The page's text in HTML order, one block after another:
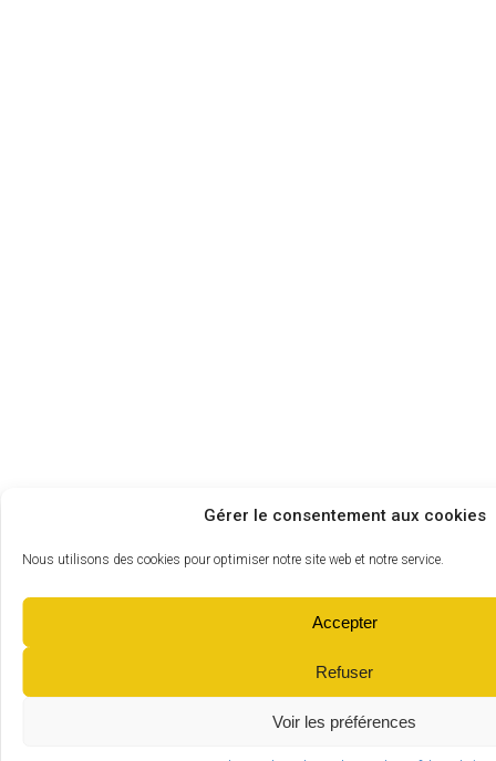
Gérer le consentement aux cookies
Nous utilisons des cookies pour optimiser notre site web et notre service.
Accepter
Refuser
Voir les préférences